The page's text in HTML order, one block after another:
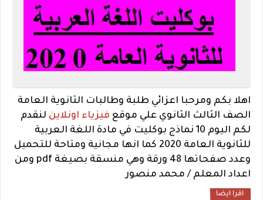
اهلا بكم ومرحبا اعزائي طلبة وطالبات الثانوية العامة
الصف الثالث الثانوي علي موقع فيزياء اونلاين لنقدم
لكم اليوم 10 نماذج بوكليت في مادة اللغة العربية
للثانوية العامة 2020 كما انها مجانية ومتاحة للتحميل
وعدد صفحاتها 48 ورقة وهي منسقة بصيغة pdf ومن
اعداد المعلم / محمد منصور
اقرا ايضا